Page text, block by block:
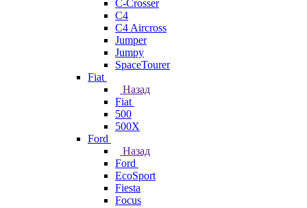
C-Crosser
C4
C4 Aircross
Jumper
Jumpy
SpaceTourer
Fiat
Назад
Fiat
500
500X
Ford
Назад
Ford
EcoSport
Fiesta
Focus